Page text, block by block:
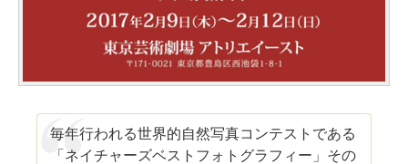
毎年行われる世界的自然写真コンテストである
「ネイチャーズベストフォトグラフィー」その